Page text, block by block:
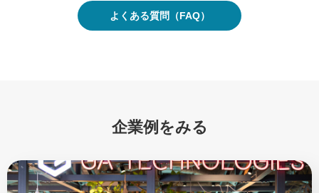
よくある質問（FAQ）
企業例をみる